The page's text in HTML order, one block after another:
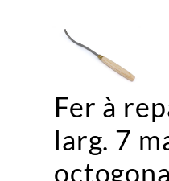
Fer à
larg. 7